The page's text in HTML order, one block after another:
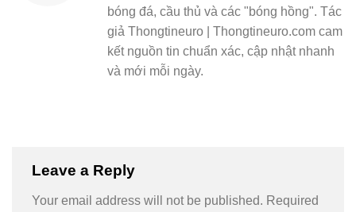
bóng đá, cầu thủ và các "bóng hồng". Tác
giả Thongtineuro | Thongtineuro.com cam
kết nguồn tin chuẩn xác, cập nhật nhanh
và mới mỗi ngày.
Leave a Reply
Your email address will not be published. Required